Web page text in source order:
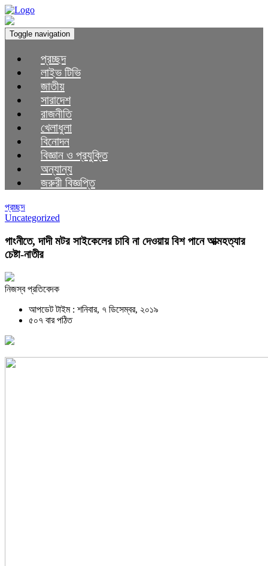
Toggle navigation
প্রচ্ছদ
লাইভ টিভি
জাতীয়
সারাদেশ
রাজনীতি
খেলাধুলা
বিনোদন
বিজ্ঞান ও প্রযুক্তি
অন্যান্য
জরুরী বিজ্ঞপ্তি
প্রচ্ছদ
Uncategorized
গাংনীতে, দাদী মটর সাইকেলের চাবি না দেওয়ায় বিশ পানে আত্মহত্যার
চেষ্টা-নাতীর
নিজস্ব প্রতিবেদক
আপডেট টাইম : শনিবার, ৭ ডিসেম্বর, ২০১৯
৫০৭ বার পঠিত